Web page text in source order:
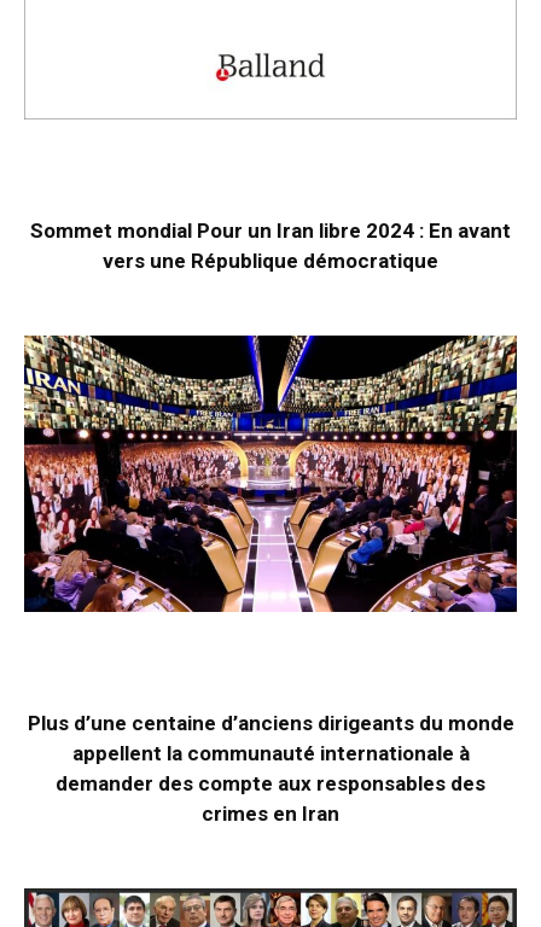
Sommet mondial Pour un Iran libre 2024 : En avant
vers une République démocratique
Plus d’une centaine d’anciens dirigeants du monde
appellent la communauté internationale à
demander des compte aux responsables des
crimes en Iran